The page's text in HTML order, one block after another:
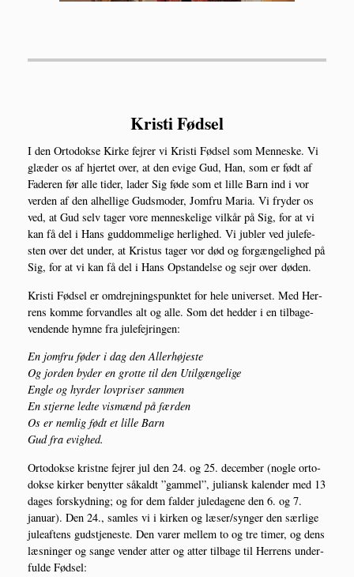
Kristi Fødsel
I den Orto­dok­se Kir­ke fejrer vi Kri­sti Fød­sel som Men­ne­ske. Vi
glæ­der os af hjer­tet over, at den evi­ge Gud, Han, som er født af
Fade­ren før alle tider, lader Sig føde som et lil­le Barn ind i vor
ver­den af den alhel­li­ge Guds­mo­der, Jom­fru Maria. Vi fry­der os
ved, at Gud selv tager vore men­ne­ske­li­ge vil­kår på Sig, for at vi
kan få del i Hans gud­dom­me­li­ge her­lig­hed. Vi jub­ler ved jule­fe­
sten over det under, at Kristus tager vor død og for­gæn­ge­lig­hed på
Sig, for at vi kan få del i Hans Opstan­del­se og sejr over døden.
Kri­sti Fød­sel er omdrej­nings­punk­tet for hele uni­ver­set. Med Her­
rens kom­me for­vand­les alt og alle. Som det hed­der i en til­ba­ge­
ven­den­de hym­ne fra julefejringen:
En jom­fru føder i dag den Aller­hø­je­ste
Og jor­den byder en grot­te til den Util­gæn­ge­li­ge
Eng­le og hyr­der lov­pri­ser sam­men
En stjer­ne led­te vis­mænd på fær­den
Os er nem­lig født et lil­le Barn
Gud fra evighed.
Orto­dok­se krist­ne fejrer jul den 24. og 25. decem­ber (nog­le orto­
dok­se kir­ker benyt­ter såkaldt ”gam­mel”, juli­ansk kalen­der med 13
dages for­skyd­ning; og for dem fal­der jule­da­ge­ne den 6. og 7.
janu­ar). Den 24., sam­les vi i kir­ken og læser/synger den sær­li­ge
jule­af­tens gud­stje­ne­ste. Den varer mel­lem to og tre timer, og dens
læs­nin­ger og san­ge ven­der atter og atter til­ba­ge til Her­rens under­
ful­de Fødsel: